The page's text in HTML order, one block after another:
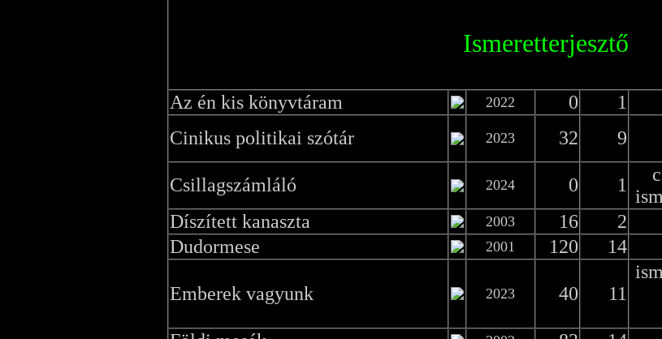
Ismeretterjesztő
Az én kis könyvtáram 2022 0 1
Cinikus politikai szótár
2023 32 9
Csillagszámláló 2024 0 1
Díszített kanaszta
2003 16 2
Dudormese
2001 120 14
Emberek vagyunk 2023 40 11